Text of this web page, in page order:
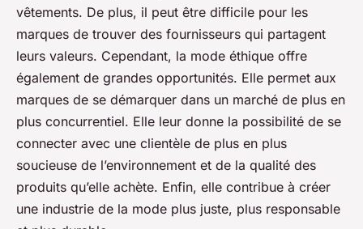
vêtements. De plus, il peut être difficile pour les
marques de trouver des fournisseurs qui partagent
leurs valeurs. Cependant, la mode éthique offre
également de grandes opportunités. Elle permet aux
marques de se démarquer dans un marché de plus en
plus concurrentiel. Elle leur donne la possibilité de se
connecter avec une clientèle de plus en plus
soucieuse de l’environnement et de la qualité des
produits qu’elle achète. Enfin, elle contribue à créer
une industrie de la mode plus juste, plus responsable